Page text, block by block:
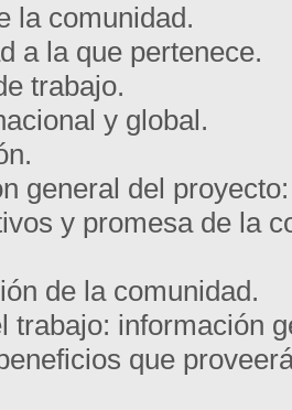
la comunidad.
a la que pertenece.
trabajo.
y global.
general del
y promesa de la
de la comunidad.
trabajo: información
que